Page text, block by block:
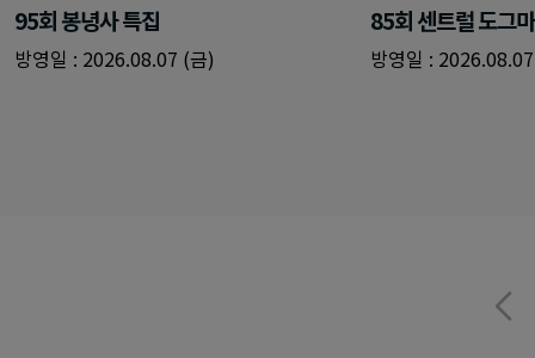
95회 봉녕사 특집
방영일 : 2026.08.07 (금)
85회 센트럴 도그
방영일 :